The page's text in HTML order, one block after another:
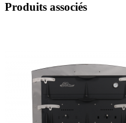
Produits associés